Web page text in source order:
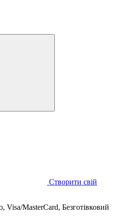
Створити свій
Visa/MasterCard, Безготівковий